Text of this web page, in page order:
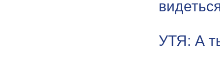
УТЯ: А